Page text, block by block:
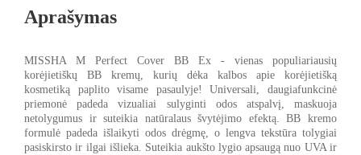
Aprašymas
MISSHA M Perfect Cover BB Ex - vienas populiariausių
korėjietiškų BB kremų, kurių dėka kalbos apie korėjietišką
kosmetiką paplito visame pasaulyje!Universali,
daugiafunkcinė
priemonė padeda vizualiai sulyginti odos atspalvį, maskuoja
netolygumus ir suteikia natūralaus švytėjimo efektą.
BB kremo
formulė padeda išlaikyti odos drėgmę, o lengva tekstūra tolygiai
pasiskirsto ir ilgai išlieka. Suteikia aukšto lygio apsaugą nuo UVA ir